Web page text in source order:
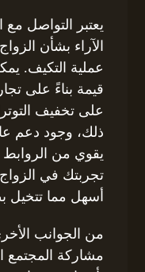
يعتبر التواصل مع
الآراء بشأن
عملية التكيف.
قيمة بناءً على
على تخفيف
ذلك، وجود دعم
يقوي من الروابط
تجربتك في
أسهل مما تتخيل
من الجوانب
مشاركة المجتمع